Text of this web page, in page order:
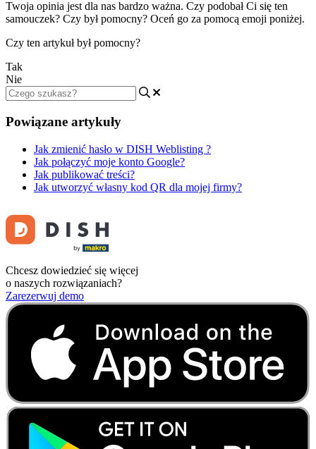
Twoja opinia jest dla nas bardzo ważna. Czy podobał Ci się ten
samouczek? Czy był pomocny? Oceń go za pomocą emoji poniżej.
Czy ten artykuł był pomocny?
Tak
Nie
Powiązane artykuły
Jak zmienić hasło w DISH Weblisting ?
Jak połączyć moje konto Google?
Jak publikować treści?
Jak utworzyć własny kod QR dla mojej firmy?
Chcesz dowiedzieć się więcej
o naszych rozwiązaniach?
Zarezerwuj demo